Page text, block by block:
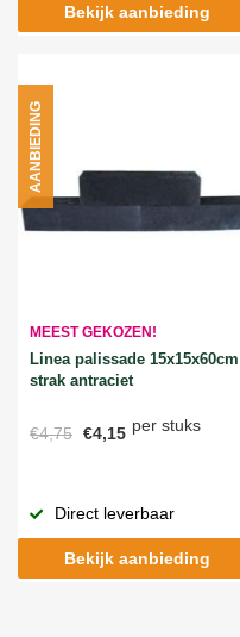
Bekijk aanbieding
MEEST GEKOZEN!
Linea palissade 15x15x60cm
strak antraciet
€4,75 €4,15 per stuks
AANBIEDING
Direct leverbaar
Bekijk aanbieding